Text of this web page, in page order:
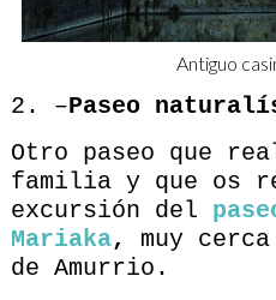
Antiguo
2. –Paseo
Otro paseo que
familia y que os
excursión del
Mariaka, muy
de Amurrio.